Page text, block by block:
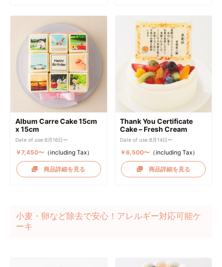
Album Carre Cake 15cm
x 15cm
Date of use:8月16日〜
￥7,450〜（including Tax）
商品詳細を見る
Thank You Certificate
Cake – Fresh Cream
Date of use:8月14日〜
￥6,500〜 （including Tax）
商品詳細を見る
小麦・卵など除去で安心！アレルギー対応可能ケ
ーキ